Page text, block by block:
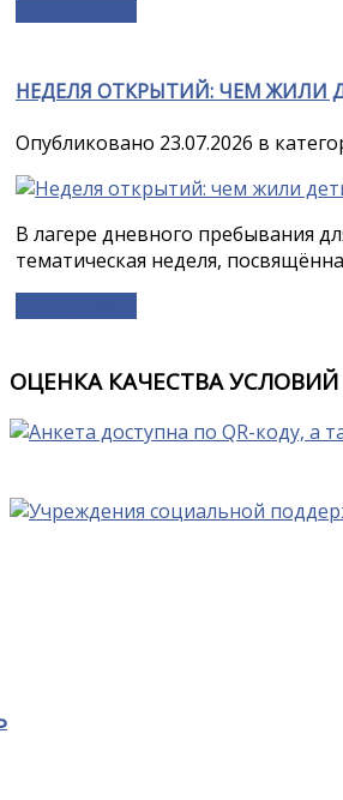
НЕДЕЛЯ ОТКРЫТИЙ: ЧЕМ ЖИЛИ
Опубликовано 23.07.2026 в
В лагере дневного пребывания
тематическая неделя,
ОЦЕНКА КАЧЕСТВА